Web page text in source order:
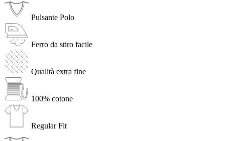
Pulsante Polo
Ferro da stiro facile
Qualità extra fine
100% cotone
Regular Fit